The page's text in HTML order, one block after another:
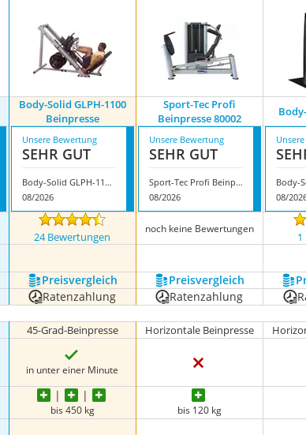
Body-Solid GLPH-1100
Beinpresse
Sport-Tec Profi
Beinpresse 80002
Unsere Bewertung
SEHR GUT
Body-Solid GLPH-1100 Beinpresse
08/2026
Unsere Bewertung
SEHR GUT
Sport-Tec Profi Beinpresse 80002
08/2026
Body-
08/
24 Bewertungen
noch keine Bewertungen
Preis­vergleich Preis­vergleich
Ratenzahlung Ratenzahlung
45-Grad-Beinpresse Horizontale Beinpresse
in unter einer Minute
bis 450 kg bis 120 kg